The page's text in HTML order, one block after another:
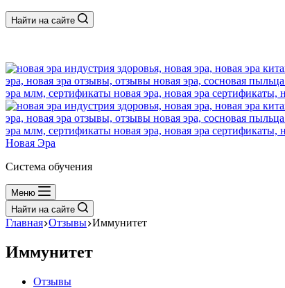
Найти на сайте
Новая Эра
Система обучения
Меню
Найти на сайте
Главная Отзывы Иммунитет
Иммунитет
Отзывы